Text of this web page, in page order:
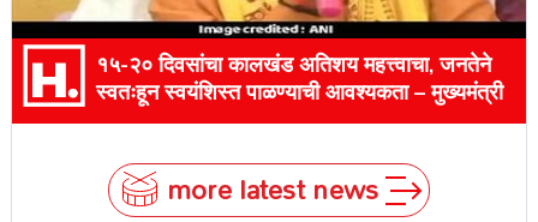
१५-२० दिवसांचा कालखंड अतिशय महत्त्वाचा, जनतेने
स्वतःहून स्वयंशिस्त पाळण्याची आवश्यकता – मुख्यमंत्री
more latest news